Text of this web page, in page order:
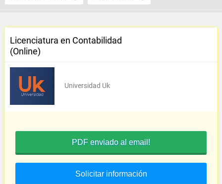
Licenciatura en Contabilidad
(Online)
Universidad Uk
PDF enviado al email!
Solicitar información